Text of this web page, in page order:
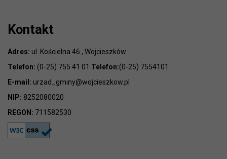
Kontakt
Adres: ul. Kościelna 46 , Wojcieszków
Telefon: (0-25) 755 41 01 Telefon:(0-25) 7554101
E-mail: urzad_gminy@wojcieszkow.pl
NIP: 8252080020
REGON: 711582530